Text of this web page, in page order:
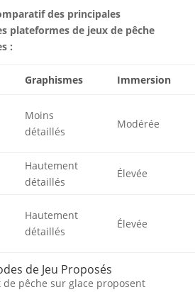
des principales
plateformes de jeux de pêche
:
Graphismes Immersion
Moins
détaillés
Modérée
Hautement
détaillés
Élevée
Hautement
détaillés
Élevée
de Jeu Proposés
pêche sur glace proposent